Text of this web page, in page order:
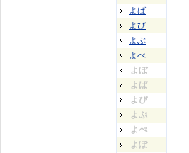
よば
よび
よぶ
よべ
よぼ
よぱ
よぴ
よぷ
よぺ
よぽ